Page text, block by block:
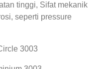
tinggi, Sifat mekanik
seperti pressure